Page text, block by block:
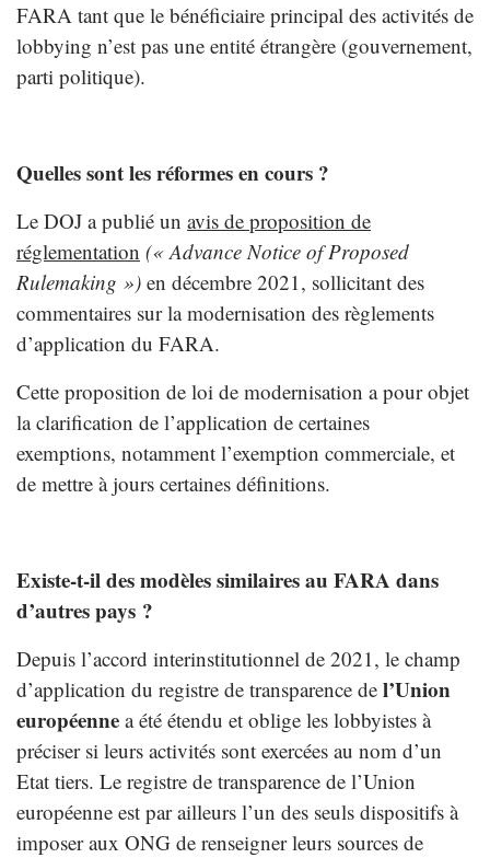
FARA tant que le bénéficiaire principal des activités de
lobbying n’est pas une entité étrangère (gouvernement,
parti politique).
Quelles sont les réformes en cours ?
Le DOJ a publié un avis de proposition de
réglementation (« Advance Notice of Proposed
Rulemaking ») en décembre 2021, sollicitant des
commentaires sur la modernisation des règlements
d’application du FARA.
Cette proposition de loi de modernisation a pour objet
la clarification de l’application de certaines
exemptions, notamment l’exemption commerciale, et
de mettre à jours certaines définitions.
Existe-t-il des modèles similaires au FARA dans
d’autres pays ?
Depuis l’accord interinstitutionnel de 2021, le champ
d’application du registre de transparence de l’Union
européenne a été étendu et oblige les lobbyistes à
préciser si leurs activités sont exercées au nom d’un
Etat tiers. Le registre de transparence de l’Union
européenne est par ailleurs l’un des seuls dispositifs à
imposer aux ONG de renseigner leurs sources de